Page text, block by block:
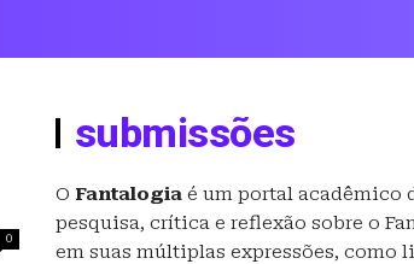
0
submissões
O Fantalogia é um portal acadêmico
pesquisa, crítica e reflexão sobre o
em suas múltiplas expressões, como